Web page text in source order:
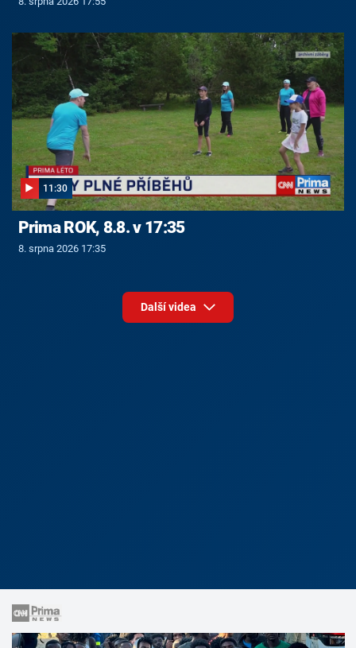
11:30
Prima ROK, 8.8. v 17:35
8. srpna 2026 17:35
Další videa